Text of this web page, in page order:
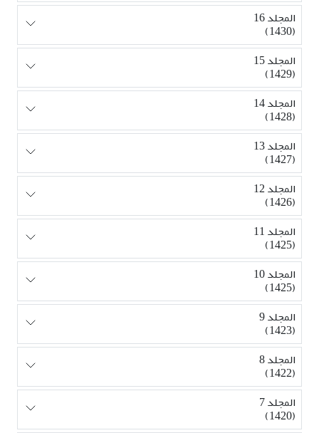
المجلد 16
(1430)
المجلد 15
(1429)
المجلد 14
(1428)
المجلد 13
(1427)
المجلد 12
(1426)
المجلد 11
(1425)
المجلد 10
(1425)
المجلد 9
(1423)
المجلد 8
(1422)
المجلد 7
(1420)